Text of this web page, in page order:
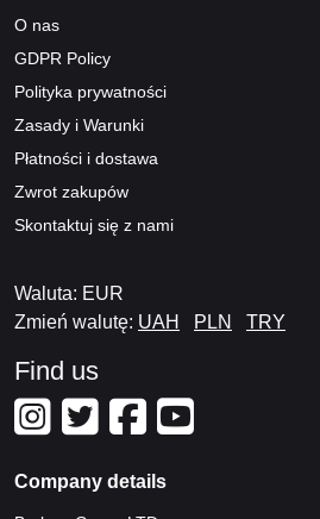
O nas
GDPR Policy
Polityka prywatności
Zasady i Warunki
Płatności i dostawa
Zwrot zakupów
Skontaktuj się z nami
Waluta: EUR
Zmień walutę: UAH PLN TRY
Find us
Company details